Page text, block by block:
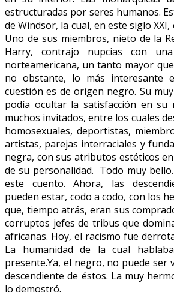
estructuradas por seres humanos.
de Windsor, la cual, en este siglo
Uno de sus miembros, nieto de la
Harry, contrajo nupcias con
norteamericana, un tanto mayor
no obstante, lo más interesante
cuestión es de origen negro. Su
podía ocultar la satisfacción en su
muchos invitados, entre los cuales
homosexuales, deportistas,
artistas, parejas interraciales y
negra, con sus atributos estéticos
de su personalidad. Todo muy
este cuento. Ahora, las
pueden estar, codo a codo, con los
que, tiempo atrás, eran sus
corruptos jefes de tribus que
africanas. Hoy, el racismo fue
La humanidad de la cual
presente.Ya, el negro, no puede ser
descendiente de éstos. La muy
lo demostró.